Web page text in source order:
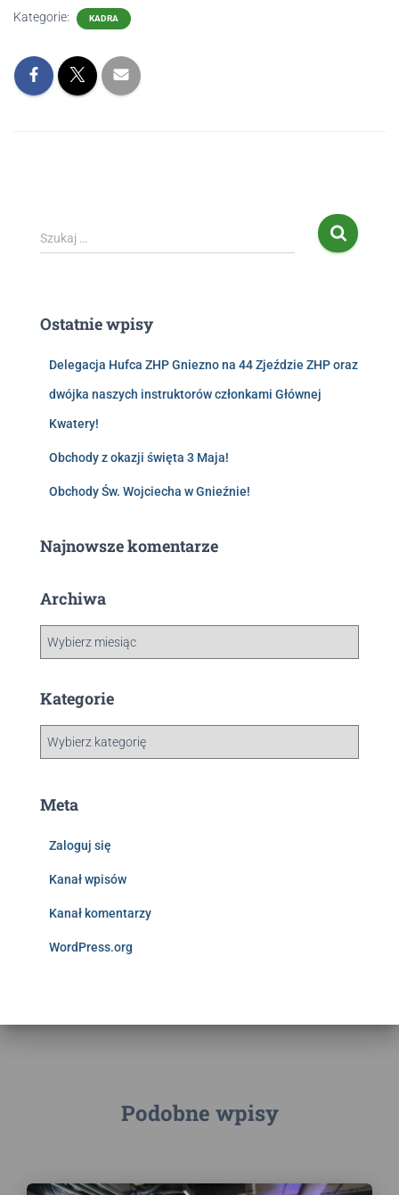
Kategorie: KADRA
Szukaj …
Ostatnie wpisy
Delegacja Hufca ZHP Gniezno na 44 Zjeździe ZHP oraz
dwójka naszych instruktorów członkami Głównej
Kwatery!
Obchody z okazji święta 3 Maja!
Obchody Św. Wojciecha w Gnieźnie!
Najnowsze komentarze
Archiwa
Kategorie
Meta
Zaloguj się
Kanał wpisów
Kanał komentarzy
WordPress.org
Podobne wpisy